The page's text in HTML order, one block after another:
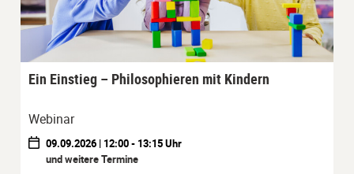
Ein Einstieg – Philosophieren mit Kindern
Webinar
09.09.2026 | 12:00 - 13:15 Uhr
und weitere Termine